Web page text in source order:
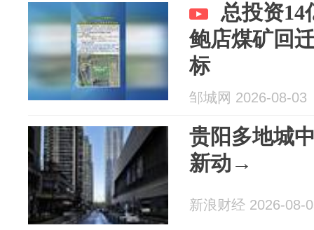
总投资14
鲍店煤矿回
标
邹城网 2026-08-03
贵阳多地城
新动→
新浪财经 2026-08-